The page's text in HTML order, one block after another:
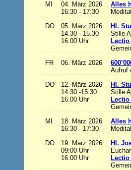
MI
04. März 2026
16:30 - 17:30
Alles
DO
05. März 2026
14.30 - 15.30
16:00 Uhr
Hl.
Stille
FR
06. März 2026
Aufruf
DO
12. März 2026
14.30 -15.30
16.00 Uhr
Hl.
Stille
MI
18. März 2026
16:30 - 17:30
Alles
DO
19. März 2026
09:00 Uhr
16:00 Uhr
Hl.